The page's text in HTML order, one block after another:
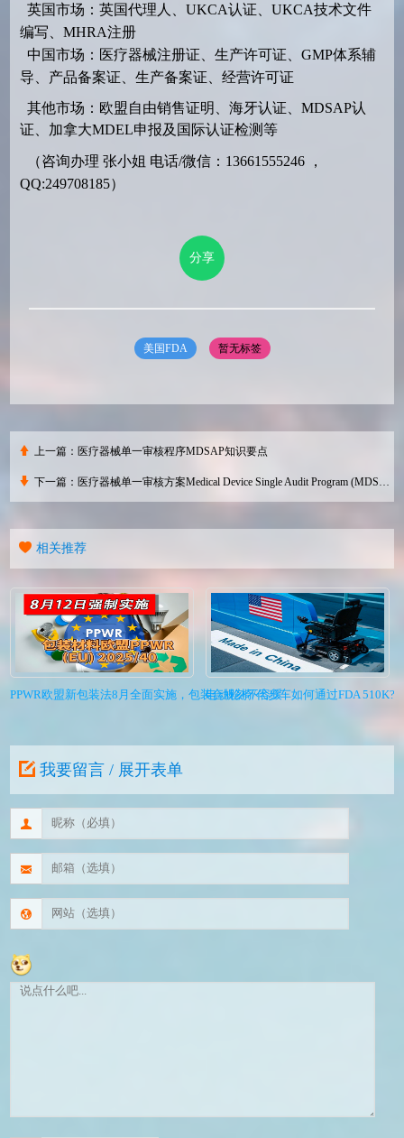
英国市场：英国代理人、UKCA认证、UKCA技术文件
编写、MHRA注册
中国市场：医疗器械注册证、生产许可证、GMP体系辅
导、产品备案证、生产备案证、经营许可证
其他市场：欧盟自由销售证明、海牙认证、MDSAP认
证、加拿大MDEL申报及国际认证检测等
（咨询办理 张小姐 电话/微信：13661555246 ，
QQ:249708185）
分享
美国FDA 暂无标签
上一篇：医疗器械单一审核程序MDSAP知识要点
下一篇：医疗器械单一审核方案Medical Device Single Audit Program (MDSAP) 的优势是什么？
相关推荐
PPWR欧盟新包装法8月全面实施，包装合规刻不容缓电动轮椅/代步车如何通过FDA
我要留言 / 展开表单